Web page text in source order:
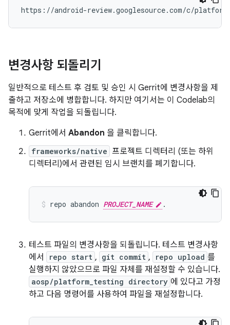
변경사항 되돌리기
일반적으로 테스트 후 검토 및 승인 시 Gerrit에 변경사항을 제
출하고 저장소에 병합합니다. 하지만 여기서는 이 Codelab의
목적에 맞게 작업을 되돌립니다.
Gerrit에서 Abandon 을 클릭합니다.
frameworks/native 프로젝트 디렉터리 (또는 하위
디렉터리)에서 관련된 임시 브랜치를 폐기합니다.
repo abandon PROJECT_NAME .
테스트 파일의 변경사항을 되돌립니다. 테스트 변경사항
에서
repo start , git commit , repo upload 를
실행하지 않았으므로 파일 자체를 재설정할 수 있습니다.
aosp/platform_testing directory 에 있다고 가정
하고 다음 명령어를 사용하여 파일을 재설정합니다.